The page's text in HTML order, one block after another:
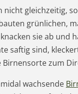
nicht gleichzeitig,
grünlichen,
sie ab und
saftig sind,
zum
wachsende